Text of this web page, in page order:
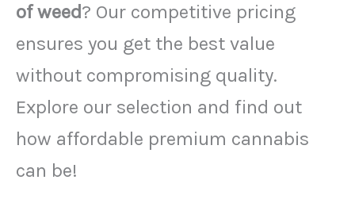
of weed? Our competitive pricing
ensures you get the best value
without compromising quality.
Explore our selection and find out
how affordable premium cannabis
can be!